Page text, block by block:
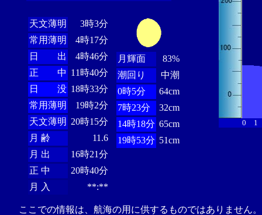
天文薄明
3時3分
常用薄明
4時17分
日 出
4時46分
正 中 11時40分
日 没 18時33分
常用薄明
19時2分
天文薄明 20時15分
月 齢
11.6
月 出
16時21分
正 中
20時40分
月 入
**:**
月輝面
83%
潮回り
中潮
0時5分
64cm
7時23分
32cm
14時18分 65cm
19時53分 51cm
0 1
ここでの情報は、航海の用に供するものではありません